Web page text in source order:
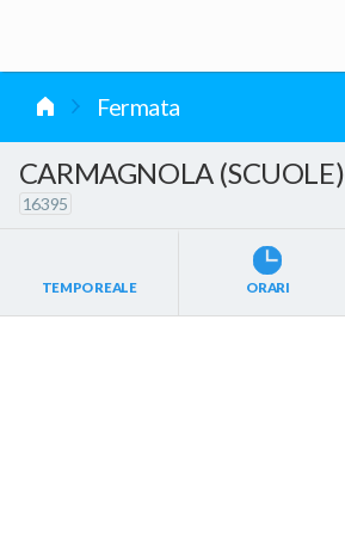
Fermata
CARMAGNOLA (SCUOLE)
16395
TEMPO REALE ORARI